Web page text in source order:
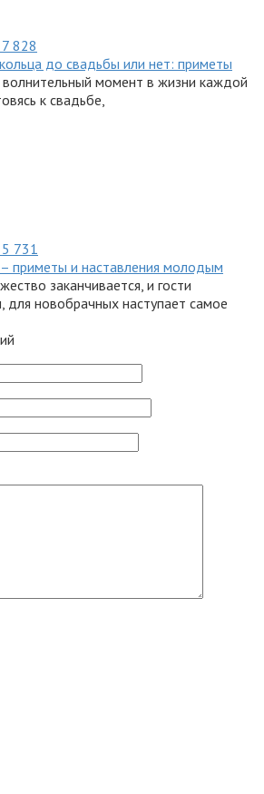
7 828
до свадьбы или нет: приметы
момент в жизни каждой
к свадьбе,
5 731
приметы и наставления молодым
заканчивается, и гости
для новобрачных наступает самое